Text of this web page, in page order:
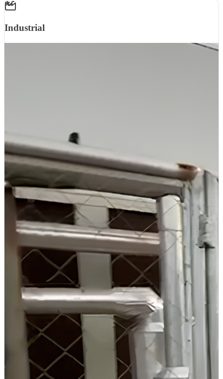
Industrial